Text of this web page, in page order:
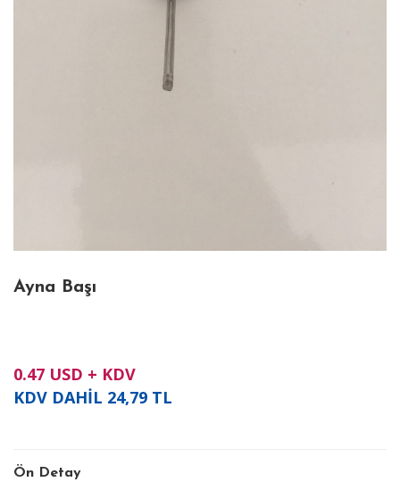
Ayna Başı
0.47 USD + KDV
KDV DAHİL 24,79 TL
Ön Detay